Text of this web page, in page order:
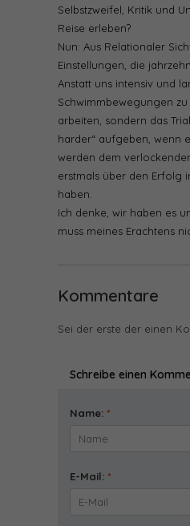
Selbstzweifel, Kritik und
Reise erleben?
Nun: Aus Relationaler
Einstellungen, die
Anstatt uns intensiv und
Schwimmbewegungen
arbeiten, sondern das
harder“ aufgeben, wenn
werden dem
erstmals über den Erfolg
haben.
Ich denke, wir haben es
muss meines Erachtens
Kommentare
Sei der erste der einen
Schreibe einen
Name: *
E-Mail: *